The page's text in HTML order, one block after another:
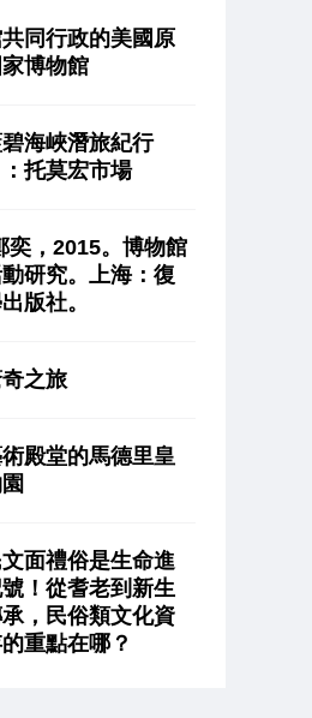
同行政的美國原
博物館
海峽潛旅紀行
：托莫宏市場
奕，2015。博物館
研究。上海：復
版社。
之旅
殿堂的馬德里皇
面禮俗是生命進
！從耆老到新生
，民俗類文化資
重點在哪？